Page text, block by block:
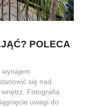
POLECA
się nad
Fotografia
uwagi do